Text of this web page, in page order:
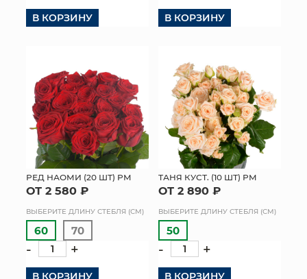
В КОРЗИНУ В КОРЗИНУ
РЕД НАОМИ (20 ШТ) РМ
ОТ 2 580 ₽
ВЫБЕРИТЕ ДЛИНУ СТЕБЛЯ (СМ)
60 70
- +
В КОРЗИНУ
ТАНЯ КУСТ. (10 ШТ) РМ
ОТ 2 890 ₽
ВЫБЕРИТЕ ДЛИНУ СТЕБЛЯ (СМ)
50
- +
В КОРЗИНУ